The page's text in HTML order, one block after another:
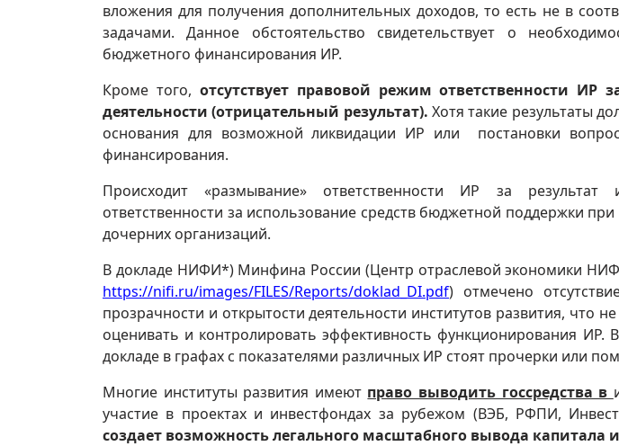
вложения для получения дополнительных доходов, то есть не в
задачами. Данное обстоятельство свидетельствует о
бюджетного финансирования ИР.
Кроме того, отсутствует правовой режим ответственности ИР
деятельности (отрицательный результат). Хотя такие результаты
основания для возможной ликвидации ИР или постановки
финансирования.
Происходит «размывание» ответственности ИР за результат
ответственности за использование средств бюджетной поддержки
дочерних организаций.
В докладе НИФИ*) Минфина России (Центр отраслевой экономики
https://nifi.ru/images/FILES/Reports/doklad_DI.pdf) отмечено
прозрачности и открытости деятельности институтов развития, что
оценивать и контролировать эффективность функционирования ИР.
докладе в графах с показателями различных ИР стоят прочерки или
Многие институты развития имеют право выводить госсредства в
участие в проектах и инвестфондах за рубежом (ВЭБ, РФПИ,
создает возможность легального масштабного вывода капитала